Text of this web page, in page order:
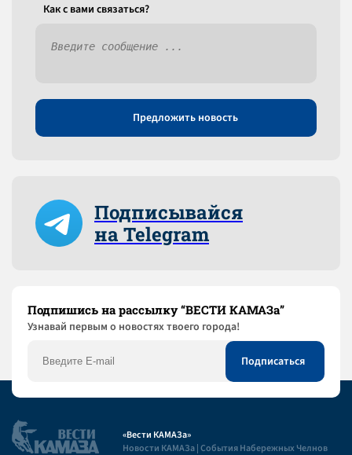
Как c вами связаться?
Предложить новость
Подписывайся
на Telegram
Подпишись на рассылку “ВЕСТИ КАМАЗа”
Узнaвай первым о новостях твоего города!
«Вести КАМАЗа»
Новости КАМАЗа | События Набережных Челнов